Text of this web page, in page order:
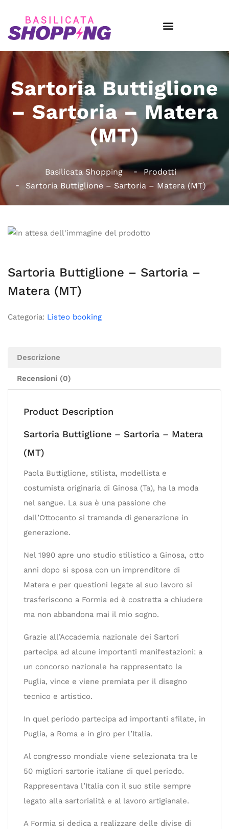
Sartoria Buttiglione
– Sartoria – Matera
(MT)
Basilicata Shopping
Prodotti
Sartoria Buttiglione – Sartoria – Matera (MT)
Sartoria Buttiglione – Sartoria –
Matera (MT)
Categoria: Listeo booking
Descrizione
Recensioni (0)
Product Description
Sartoria Buttiglione – Sartoria – Matera
(MT)
Paola Buttiglione, stilista, modellista e
costumista originaria di Ginosa (Ta), ha la moda
nel sangue. La sua è una passione che
dall’Ottocento si tramanda di generazione in
generazione.
Nel 1990 apre uno studio stilistico a Ginosa, otto
anni dopo si sposa con un imprenditore di
Matera e per questioni legate al suo lavoro si
trasferiscono a Formia ed è costretta a chiudere
ma non abbandona mai il mio sogno.
Grazie all’Accademia nazionale dei Sartori
partecipa ad alcune importanti manifestazioni: a
un concorso nazionale ha rappresentato la
Puglia, vince e viene premiata per il disegno
tecnico e artistico.
In quel periodo partecipa ad importanti sfilate, in
Puglia, a Roma e in giro per l’Italia.
Al congresso mondiale viene selezionata tra le
50 migliori sartorie italiane di quel periodo.
Rappresentava l’Italia con il suo stile sempre
legato alla sartorialità e al lavoro artigianale.
A Formia si dedica a realizzare delle divise di